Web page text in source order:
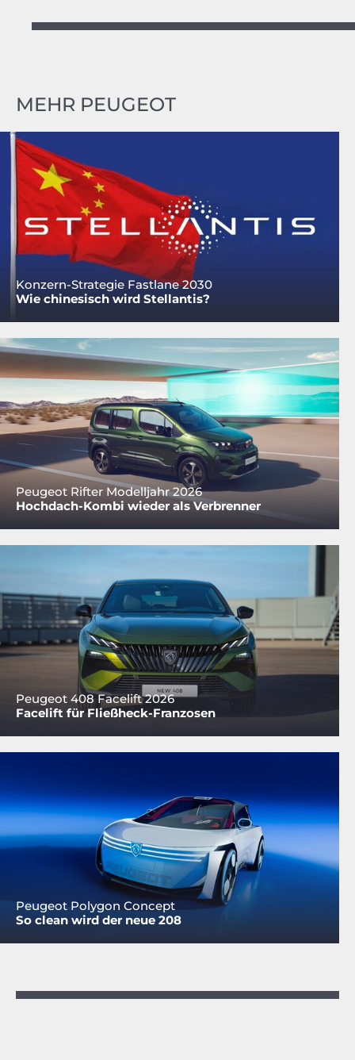
MEHR PEUGEOT
Konzern-Strategie Fastlane 2030
Wie chinesisch wird Stellantis?
Peugeot Rifter Modelljahr 2026
Hochdach-Kombi wieder als Verbrenner
Peugeot 408 Facelift 2026
Facelift für Fließheck-Franzosen
Peugeot Polygon Concept
So clean wird der neue 208